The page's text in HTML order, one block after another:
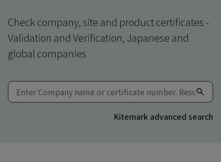
Check company, site and product certificates -
Validation and Verification, Japanese and
global companies
Kitemark advanced search